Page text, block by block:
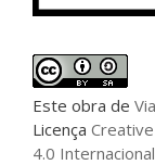
Este obra de
Licença
4.0 Internacional